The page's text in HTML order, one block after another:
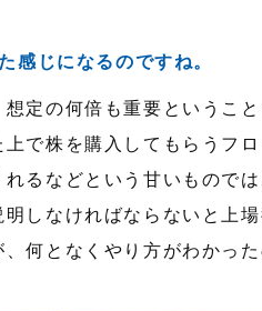
感じになるのですね。
定の何倍も重要というこ
で株を購入してもらうフ
るなどという甘いものでは
しなければならないと上
何となくやり方がわかっ